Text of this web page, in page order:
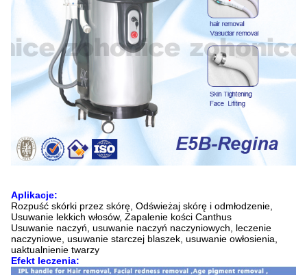
Aplikacje:
Rozpuść skórki przez skórę, Odświeżaj skórę i odmłodzenie,
Usuwanie lekkich włosów, Zapalenie kości Canthus
Usuwanie naczyń, usuwanie naczyń naczyniowych, leczenie
naczyniowe, usuwanie starczej blaszek, usuwanie owłosienia,
uaktualnienie twarzy
Efekt leczenia: